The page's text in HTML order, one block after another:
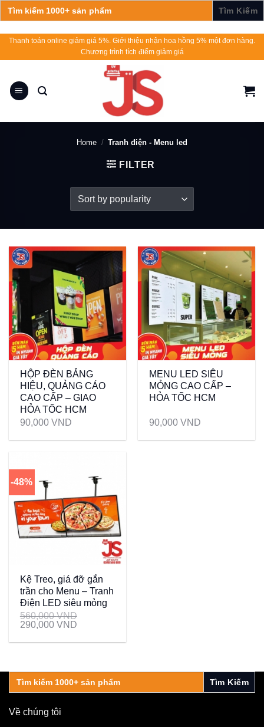
Search
for:
Skip
Thanh toán online giảm giá 5%. Giới thiệu nhận hoa hồng 5% một đơn hàng.
Chương trình tích điểm giảm giá
Home / Tranh điện - Menu led
FILTER
HỘP ĐÈN BẢNG
HIỆU, QUẢNG CÁO
CAO CẤP – GIAO
HỎA TỐC HCM
90,000 VND
MENU LED SIÊU
MỎNG CAO CẤP –
HỎA TỐC HCM
90,000 VND
-48%
Kệ Treo, giá đỡ gắn
trần cho Menu – Tranh
Điện LED siêu mỏng
560,000VND
290,000 VND
Search
for:
Về chúng tôi